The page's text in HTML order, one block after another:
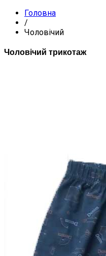
Головна
/
Чоловічий
Чоловічий трикотаж